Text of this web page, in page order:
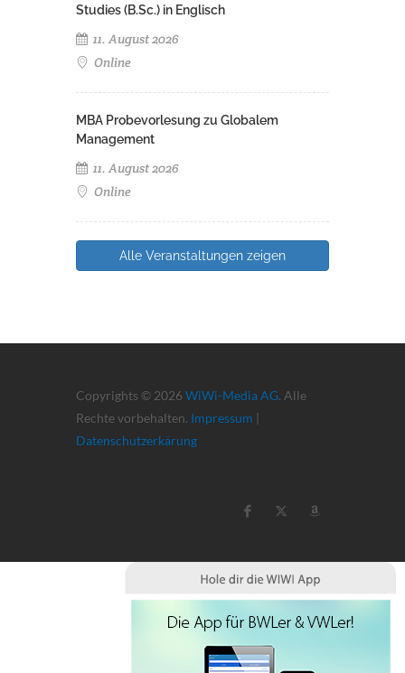
Studies (B.Sc.) in Englisch
11. August 2026
Online
MBA Probevorlesung zu Globalem
Management
11. August 2026
Online
Alle Veranstaltungen zeigen
Copyrights © 2026 WiWi-Media AG. Alle
Rechte vorbehalten. Impressum |
Datenschutzerkärung